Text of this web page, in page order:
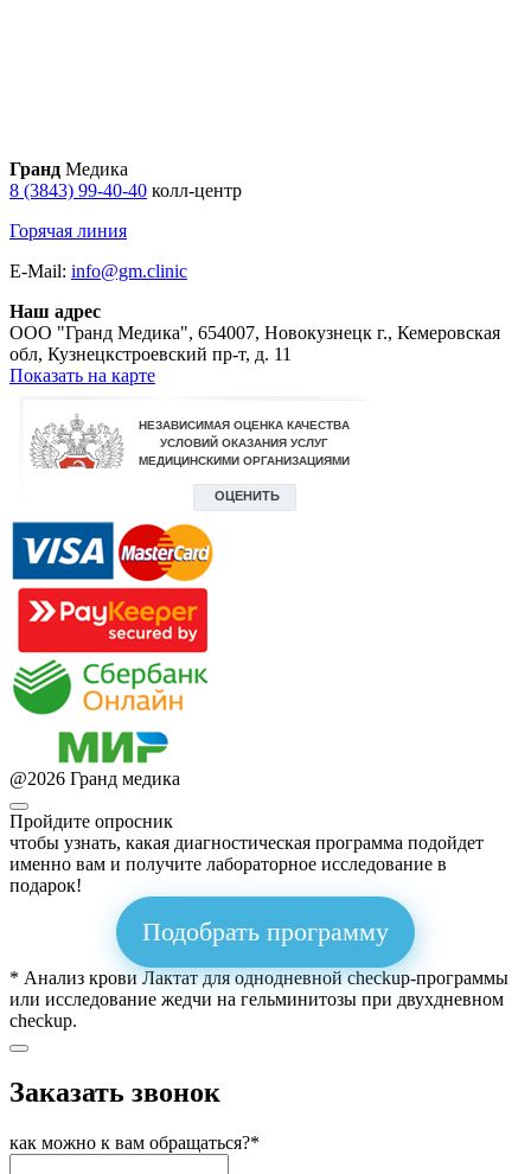
Гранд Медика
8 (3843) 99-40-40 колл-центр
Горячая линия
E-Mail: info@gm.clinic
Наш адрес
ООО "Гранд Медика", 654007, Новокузнецк г., Кемеровская
обл, Кузнецкстроевский пр-т, д. 11
Показать на карте
@2026 Гранд медика
Пройдите опросник
чтобы узнать, какая диагностическая программа подойдет
именно вам и получите лабораторное исследование в
подарок!
Подобрать программу
* Анализ крови Лактат для однодневной checkup-программы
или исследование жедчи на гельминитозы при двухдневном
checkup.
Заказать звонок
как можно к вам обращаться?*